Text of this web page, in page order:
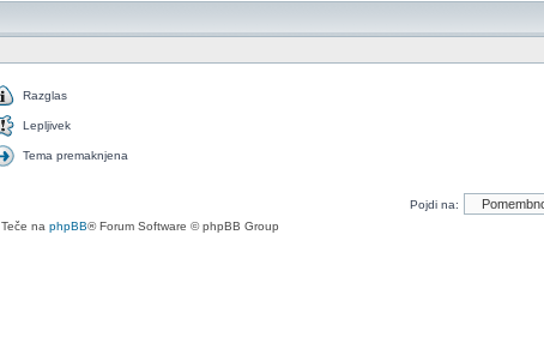
Razglas
Lepljivek
Tema premaknjena
Pojdi na:
Teče na phpBB® Forum Software © phpBB Group